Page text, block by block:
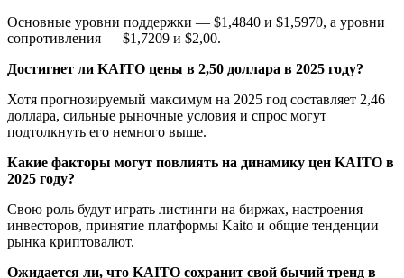
Основные уровни поддержки — $1,4840 и $1,5970, а уровни
сопротивления — $1,7209 и $2,00.
Достигнет ли KAITO цены в 2,50 доллара в 2025 году?
Хотя прогнозируемый максимум на 2025 год составляет 2,46
доллара, сильные рыночные условия и спрос могут
подтолкнуть его немного выше.
Какие факторы могут повлиять на динамику цен KAITO в
2025 году?
Свою роль будут играть листинги на биржах, настроения
инвесторов, принятие платформы Kaito и общие тенденции
рынка криптовалют.
Ожидается ли, что KAITO сохранит свой бычий тренд в